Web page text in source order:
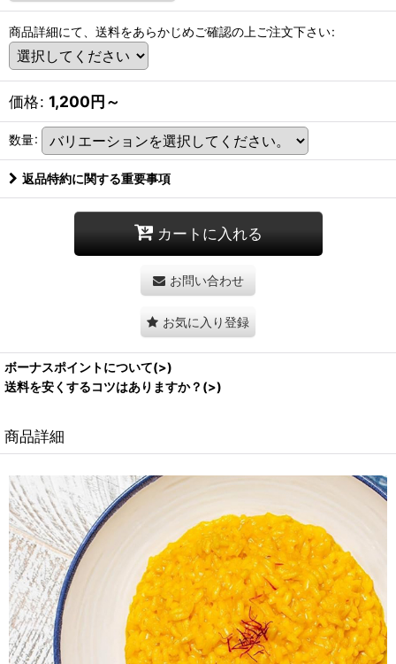
商品詳細にて、送料をあらかじめご確認の上ご注文下さい:
価格: 1,200円～
数量:
返品特約に関する重要事項
カートに入れる
お問い合わせ
お気に入り登録
ボーナスポイントについて(>)
送料を安くするコツはありますか？(>)
商品詳細